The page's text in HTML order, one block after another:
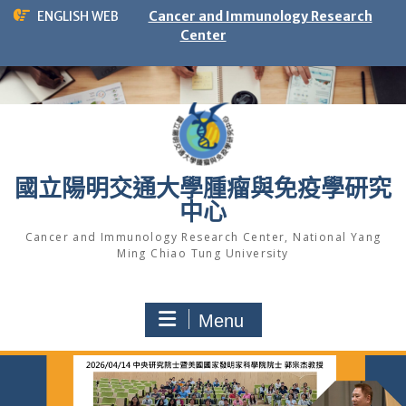
Skip
ENGLISH WEB
Cancer and Immunology Research
Center
國立陽明交通大學腫瘤與免疫學研究
中心
Cancer and Immunology Research Center, National Yang
Ming Chiao Tung University
Menu